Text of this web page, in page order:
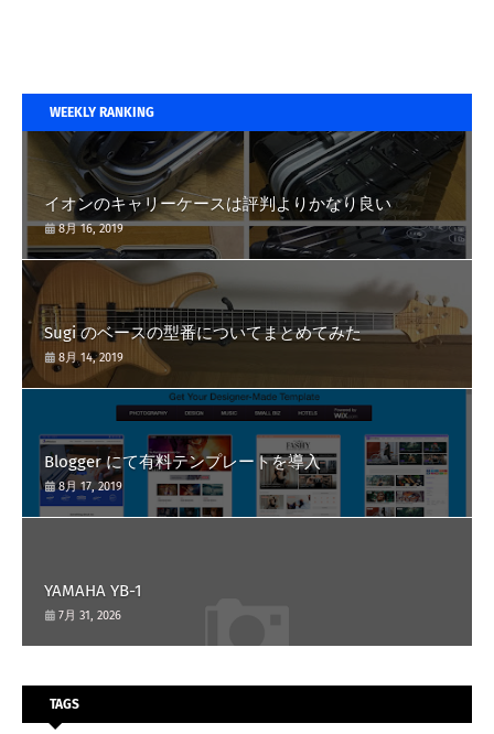
WEEKLY RANKING
イオンのキャリーケースは評判よりかなり良い
8月 16, 2019
Sugi のベースの型番についてまとめてみた
8月 14, 2019
Blogger にて有料テンプレートを導入
8月 17, 2019
YAMAHA YB-1
7月 31, 2026
TAGS